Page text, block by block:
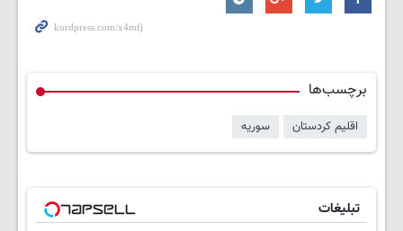
برچسب‌ها
اقلیم کردستان سوریه
تبلیغات